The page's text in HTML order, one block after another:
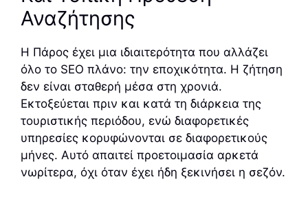
Αναζήτησης
Η Πάρος έχει μια ιδιαιτερότητα που αλλάζει
όλο το SEO πλάνο: την εποχικότητα. Η ζήτηση
δεν είναι σταθερή μέσα στη χρονιά.
Εκτοξεύεται πριν και κατά τη διάρκεια της
τουριστικής περιόδου, ενώ διαφορετικές
υπηρεσίες κορυφώνονται σε διαφορετικούς
μήνες. Αυτό απαιτεί προετοιμασία αρκετά
νωρίτερα, όχι όταν έχει ήδη ξεκινήσει η σεζόν.